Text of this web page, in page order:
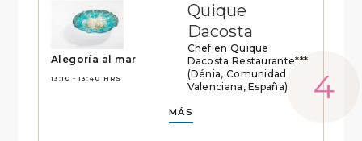
Alegoría al mar
13:10 - 13:40 HRS
Quique
Dacosta
Chef en Quique
Dacosta Restaurante***
(Dénia, Comunidad
Valenciana, España)
MÁS